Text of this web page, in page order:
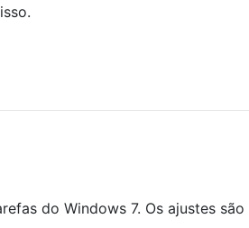
do Windows 7. Os ajustes são